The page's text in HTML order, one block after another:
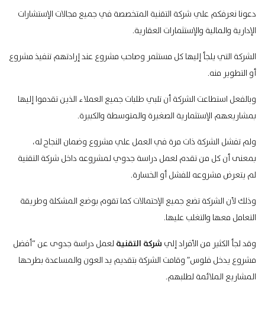
دعونا نعرفكم علي شركة التقنية المتخصصة في جميع مجالات الإستشارات
الإدارية والمالية والإستثمارات العقارية.
الشركة التي يلجأ إليها كل مستثمر وصاحب مشروع عند إرادتهم تنفيذ مشروع
أو التطوير منه.
وبالفعل استطاعت الشركة أن تلبي طلبات جميع العملاء الذين تقدموا إليها
بمشاريعهم الإستثمارية الصغيرة والمتوسطة والكبيرة.
ولم تفشل الشركة ذات مرة في العمل علي مشروع وضمان النجاح له،
بمعنى أن كل من تقدم لعمل دراسة جدوي لمشروعه داخل شركة التقنية
لم يتعرض مشروعه للفشل أو الخسارة.
وذلك لأن الشركة تضع جميع الإحتمالات كما تقوم بوضع المشكلة وطريقة
التعامل معها والتغلب عليها.
وقد لجأ الكثير من الأفراد إلي شركة التقنية لعمل دراسة جدوى عن “أفضل
مشروع يدخل فلوس” وقامت الشركة بتقديم يد العون والمساعدة بطرحها
المشاريع الملائمة لطلبهم.